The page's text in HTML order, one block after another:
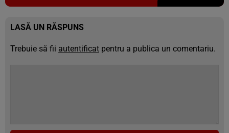
LASĂ UN RĂSPUNS
Trebuie să fii autentificat pentru a publica un comentariu.